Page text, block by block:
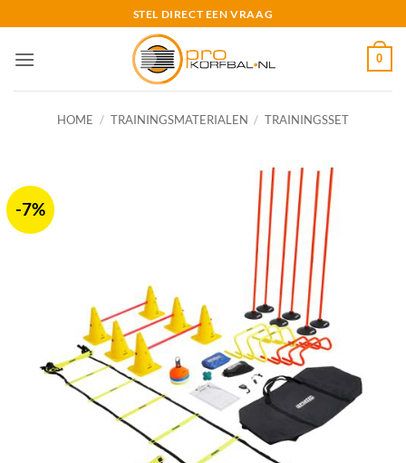
naar
inhoud
STEL DIRECT EEN VRAAG
0
HOME / TRAININGSMATERIALEN / TRAININGSSET
-7%